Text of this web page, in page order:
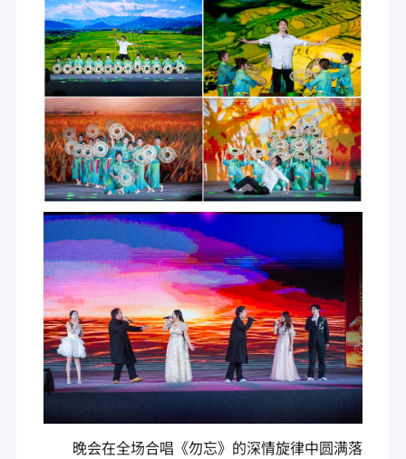
晚会在全场合唱《勿忘》的深情旋律中圆满落